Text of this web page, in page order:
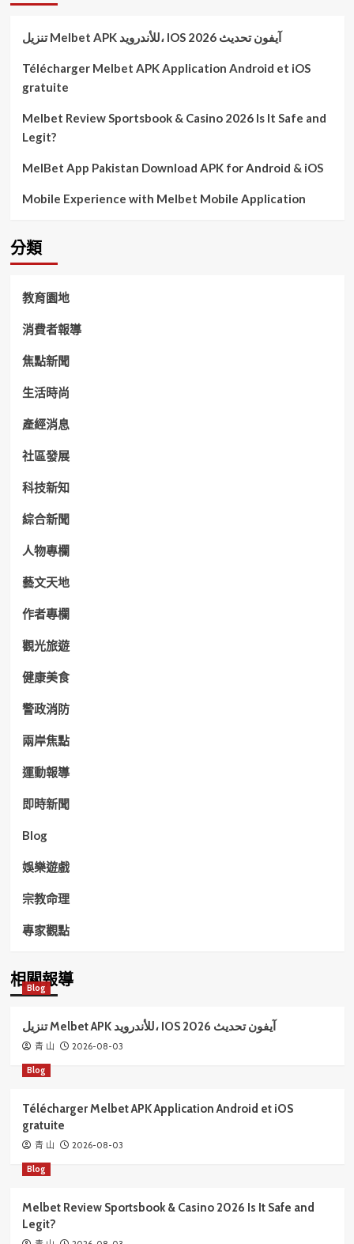
2026
新
一
次
員
顧
會
تنزيل Melbet APK للأندرويد، IOS آيفون تحديث 2026
Télécharger Melbet APK Application Android et iOS
gratuite
Melbet Review Sportsbook & Casino 2026 Is It Safe and
Legit?
MelBet App Pakistan Download APK for Android & iOS
Mobile Experience with Melbet Mobile Application
分類
教育園地
消費者報導
焦點新聞
生活時尚
產經消息
社區發展
科技新知
綜合新聞
人物專欄
藝文天地
作者專欄
觀光旅遊
健康美食
警政消防
兩岸焦點
運動報導
即時新聞
Blog
娛樂遊戲
宗教命理
專家觀點
相關報導
Blog
تنزيل Melbet APK للأندرويد، IOS آيفون تحديث 2026
青 山 2026-08-03
Blog
Télécharger Melbet APK Application Android et iOS
gratuite
青 山 2026-08-03
Blog
Melbet Review Sportsbook & Casino 2026 Is It Safe and
Legit?